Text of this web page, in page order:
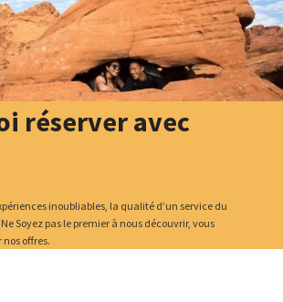
réserver avec
inoubliables, la qualité d’un service du
Soyez pas le premier à nous découvrir, vous
offres.